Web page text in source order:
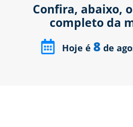
Confira, abaixo,
completo da
Hoje é 8 de